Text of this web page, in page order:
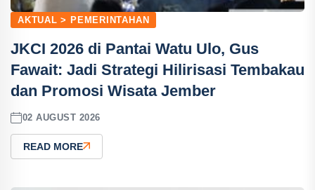
AKTUAL > PEMERINTAHAN
JKCI 2026 di Pantai Watu Ulo, Gus
Fawait: Jadi Strategi Hilirisasi Tembakau
dan Promosi Wisata Jember
02 AUGUST 2026
READ MORE